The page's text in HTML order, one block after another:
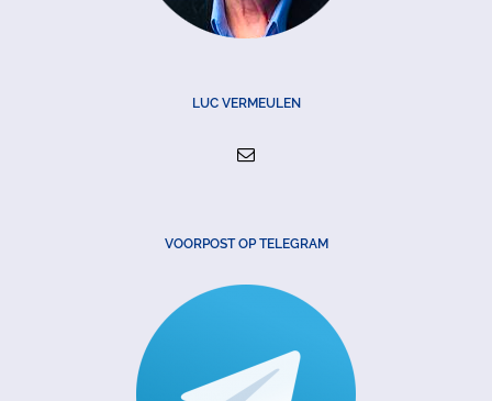
LUC VERMEULEN
VOORPOST OP TELEGRAM